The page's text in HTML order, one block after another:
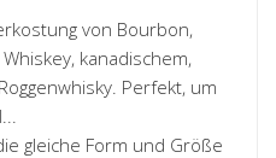
von Bourbon,
kanadischem,
Perfekt, um
die gleiche Form und Größe